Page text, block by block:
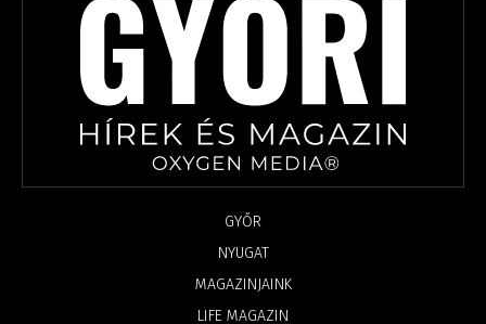
GYŐR
NYUGAT
MAGAZINJAINK
LIFE MAGAZIN